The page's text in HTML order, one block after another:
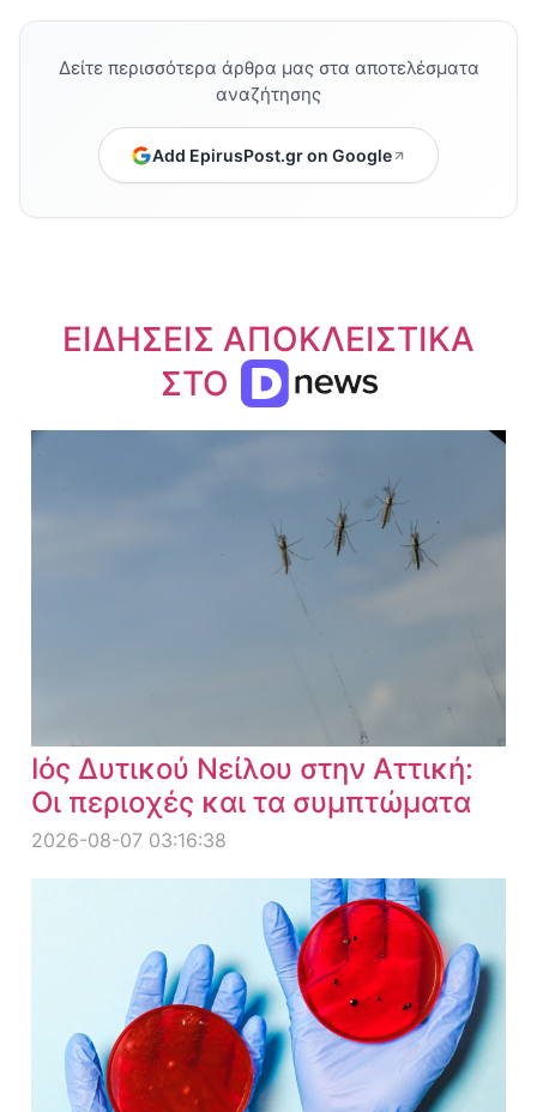
Δείτε περισσότερα άρθρα μας στα αποτελέσματα
αναζήτησης
Add EpirusPost.gr on Google
ΕΙΔΗΣΕΙΣ ΑΠΟΚΛΕΙΣΤΙΚΑ
ΣΤΟ
Ιός Δυτικού Νείλου στην Αττική:
Οι περιοχές και τα συμπτώματα
2026-08-07 03:16:38